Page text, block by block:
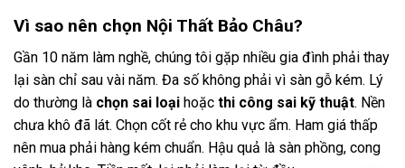
Vì sao nên chọn Nội Thất Bảo Châu?
Gần 10 năm làm nghề, chúng tôi gặp nhiều gia đình phải thay
lại sàn chỉ sau vài năm. Đa số không phải vì sàn gỗ kém. Lý
do thường là chọn sai loại hoặc thi công sai kỹ thuật. Nền
chưa khô đã lát. Chọn cốt rẻ cho khu vực ẩm. Ham giá thấp
nên mua phải hàng kém chuẩn. Hậu quả là sàn phồng, cong